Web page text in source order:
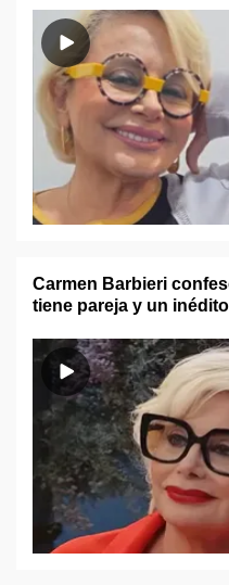
Carmen Barbieri
tiene pareja y un